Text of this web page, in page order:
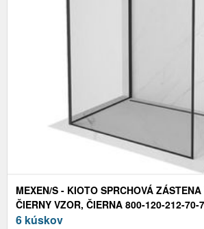
MEXEN/S - KIOTO SPRCHOVÁ
ČIERNY VZOR, ČIERNA 800-120-212-70-
6 kúskov